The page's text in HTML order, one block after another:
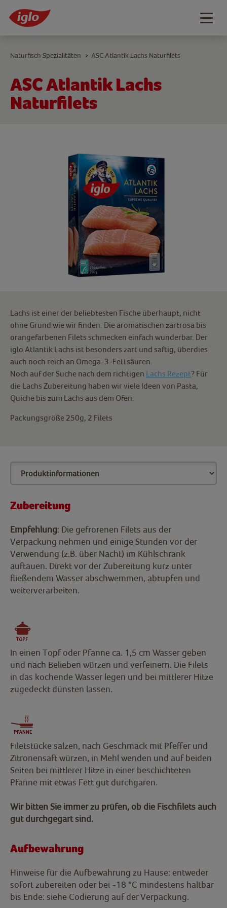
ASC Atlantik Lachs
Naturfilets
Naturfisch Spezialitäten > ASC Atlantik Lachs Naturfilets
Lachs ist einer der beliebtesten Fische überhaupt, nicht
ohne Grund wie wir finden. Die aromatischen zartrosa bis
orangefarbenen Filets schmecken einfach wunderbar. Der
iglo Atlantik Lachs ist besonders zart und saftig, überdies
auch noch reich an Omega-3-Fettsäuren.
Noch auf der Suche nach dem richtigen Lachs Rezept? Für
die Lachs Zubereitung haben wir viele Ideen von Pasta,
Quiche bis zum Lachs aus dem Ofen.
Packungsgröße 250g, 2 Filets
Zubereitung
Empfehlung: Die gefrorenen Filets aus der
Verpackung nehmen und einige Stunden vor der
Verwendung (z.B. über Nacht) im Kühlschrank
auftauen. Direkt vor der Zubereitung kurz unter
fließendem Wasser abschwemmen, abtupfen und
weiterverarbeiten.
In einen Topf oder Pfanne ca. 1,5 cm Wasser geben
und nach Belieben würzen und verfeinern. Die Filets
in das kochende Wasser legen und bei mittlerer Hitze
zugedeckt dünsten lassen.
Filetstücke salzen, nach Geschmack mit Pfeffer und
Zitronensaft würzen, in Mehl wenden und auf beiden
Seiten bei mittlerer Hitze in einer beschichteten
Pfanne mit etwas Fett gut durchgaren.
Wir bitten Sie immer zu prüfen, ob die Fischfilets auch
gut durchgegart sind.
Aufbewahrung
Hinweise für die Aufbewahrung zu Hause: entweder
sofort zubereiten oder bei -18 °C mindestens haltbar
bis Ende: siehe Codierung auf der Verpackung.